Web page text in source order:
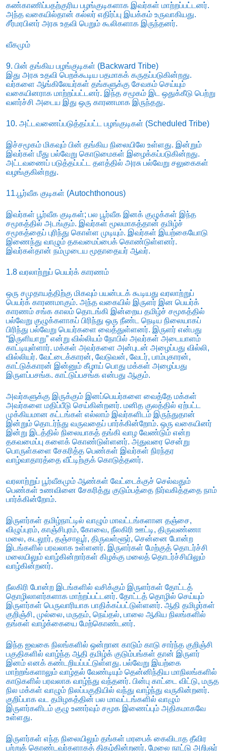
கண்காணிப்பதற்குரிய பழங்குடிகளாக இவர்கள் மாற்றப்பட்டனர்.
அந்த வகையில்தான் கல்லர் எதிர்ப்பு இயக்கம் உருவாகியது.
சீர்மரபினர் அரசு உதவி பெறும் கூலிகளாக இருந்தனர்.
வீகமும்
9. பின் தங்கிய பழங்குடிகள் (Backward Tribe)
இது அரசு உதவி பெறக்கூடிய பதமாகக் கருதப்படுகின்றது.
வர்களை ஆங்கிலேயர்கள் தங்களுக்கு சேவகம் செய்யும்
வகையினராக மாற்றப்பட்டனர். இந்த சமூகம் இட ஒதுக்கீடு பெற்று
வளர்ச்சி அடைய இது ஒரு காரணமாக இருந்தது.
10. அட்டவணைப்படுத்தப்பட்ட பழங்குடிகள் (Scheduled Tribe)
இச்சமூகம் மிகவும் பின் தங்கிய நிலையிலே உள்ளது. இன்றும்
இவர்கள் மீது பல்வேறு கொடுமைகள் இழைக்கப்படுகின்றது.
அட்டவணைப் படுத்தப்பட்ட தளத்தில் அரசு பல்வேறு சலுகைகள்
வழங்குகின்றது.
11.பூர்வீக குடிகள் (Autochthonous)
இவர்கள் பூர்வீக குடிகள்; பல பூர்வீக இனக் குழுக்கள் இந்த
சமூகத்தில் அடங்கும். இவர்கள் மூலமாகத்தான் தமிழ்ச்
சமூகத்தைப் புரிந்து கொள்ள முடியும். இவர்கள் இயற்கையோடு
இணைந்து வாழும் தகவமைப்பைக் கொண்டுள்ளனர்.
இவர்கள்தான் நம்முடைய மூதாதையர் ஆவர்.
1.8 வரலாற்றுப் பெயர்க் காரணம்
ஒரு சமுதாயத்திற்கு மிகவும் பயன்படக் கூடியது வரலாற்றுப்
பெயர்க் காரணமாகும். அந்த வகையில் இருளர் இன பெயர்க்
காரணம் சங்க காலம் தொடங்கி இன்றைய தமிழ்ச் சமூகத்தில்
பல்வேறு குழுக்களாகப் பிரிந்து ஒரு நீண்ட நெடிய நிலையாகப்
பிரிந்து பல்வேறு பெயர்களை வைத்துள்ளனர். இருளர் என்பது
“இருளியாறு” என்று வில்லியம் நோபில் அவர்கள் அடையாளம்
காட்டியுள்ளார். மக்கள் அவர்களை அன்புடன் அழைப்பது வில்லி,
வில்லியர். வேட்டைக்காரன், வேடுவன், வேடர், பாம்புகாரன்,
காட்டுக்காரன் இன்னும் கீழாய் பொது மக்கள் அழைப்பது
இருளப்பசங்க. காட்டுப்பசங்க என்பது ஆகும்.
அவர்களுக்கு இருக்கும் இனப்பெயர்களை வைத்தே மக்கள்
அவர்களை மதிப்பீடு செய்கின்றனர். மனித குலத்தில் ஏற்பட்ட
முக்கியமான கட்டங்கள் எல்லாம் இவர்களிடம் இருந்துதான்
இன்றும் தொடர்ந்து வருவதைப் பார்க்கின்றோம். ஒரு வகையினர்
இன்று இடத்தில் நிலையாகத் தங்கி வாழ வேண்டும் என்ற
தகவமைப்பு களைக் கொண்டுள்ளனர். அதுவரை சென்று
பொருள்களை சேகரித்த பெண்கள் இவர்கள் நிரந்தர
வாழ்வாதாரத்தை வீட்டிற்குக் கொடுத்தனர்.
வரலாற்றுப் பூர்வீகமும் ஆண்கள் வேட்டைக்குச் செல்வதும்
பெண்கள் உணவினை சேகரித்து குடும்பத்தை நிர்வகித்ததை நாம்
பார்க்கின்றோம்.
இருளர்கள் தமிழ்நாட்டில் வாழும் மாவட்டங்களான தஞ்சை,
விழுப்புரம், காஞ்சிபுரம், கோவை, நீலகிரி ஊட்டி, திருவண்ணா
மலை, கடலூர், தஞ்சாவூர், திருவள்ளூர், சென்னை போன்ற
இடங்களில் பரவலாக உள்ளனர். இருளர்கள் மேற்குத் தொடர்ச்சி
மலையிலும் வாழ்கின்றார்கள் கிழக்கு மலைத் தொடர்ச்சியிலும்
வாழ்கின்றனர்.
நீலகிரி போன்ற இடங்களில் வசிக்கும் இருளர்கள் தோட்டத்
தொழிலாளர்களாக மாற்றப்பட்டனர். தோட்டத் தொழில் செய்யும்
இருளர்கள் பெருவாரியாக பாதிக்கப்பட்டுள்ளனர். ஆதி தமிழர்கள்
குறிஞ்சி, முல்லை, மருதம், நெய்தல், பாலை ஆகிய நிலங்களில்
தங்கள் வாழ்க்கையை மேற்கொண்டனர்.
இந்த ஐவகை நிலங்களில் ஒன்றான காடும் காடு சார்ந்த குறிஞ்சி
பகுதிகளில் வாழ்ந்த ஆதி தமிழ்க் குடும்பங்கள் தான் இருளர்
இனம் எனக் கண்டறியப்பட்டுள்ளது. பல்வேறு இயற்கை
மாற்றங்களாலும் வாழ்தல் வேண்டியும் தென்னிந்திய மாநிலங்களில்
காடுகளில் பரவலாக வாழ்ந்து வந்தனர். பின்பு காட்டை விட்டு, மருத
நில மக்கள் வாழும் நிலப்பகுதியில் வந்து வாழ்ந்து வருகின்றனர்.
குறிப்பாக வட தமிழகத்தின் பல மாவட்டங்களில் வாழும்
இருளர்களிடம் குழு உணர்வும் சமூக இணைப்பும் அதிகமாகவே
உள்ளது.
இருளர்கள் எந்த நிலையிலும் தங்கள் மரபைக் கைவிடாத தீவிர
பற்றுக் கொண்டவர்களாகத் திகழ்கின்றனர். மேலை நாட்டு அறிஞர்